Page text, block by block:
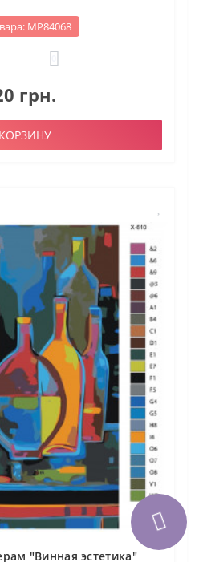
МР84068
грн.
"Винная эстетика"